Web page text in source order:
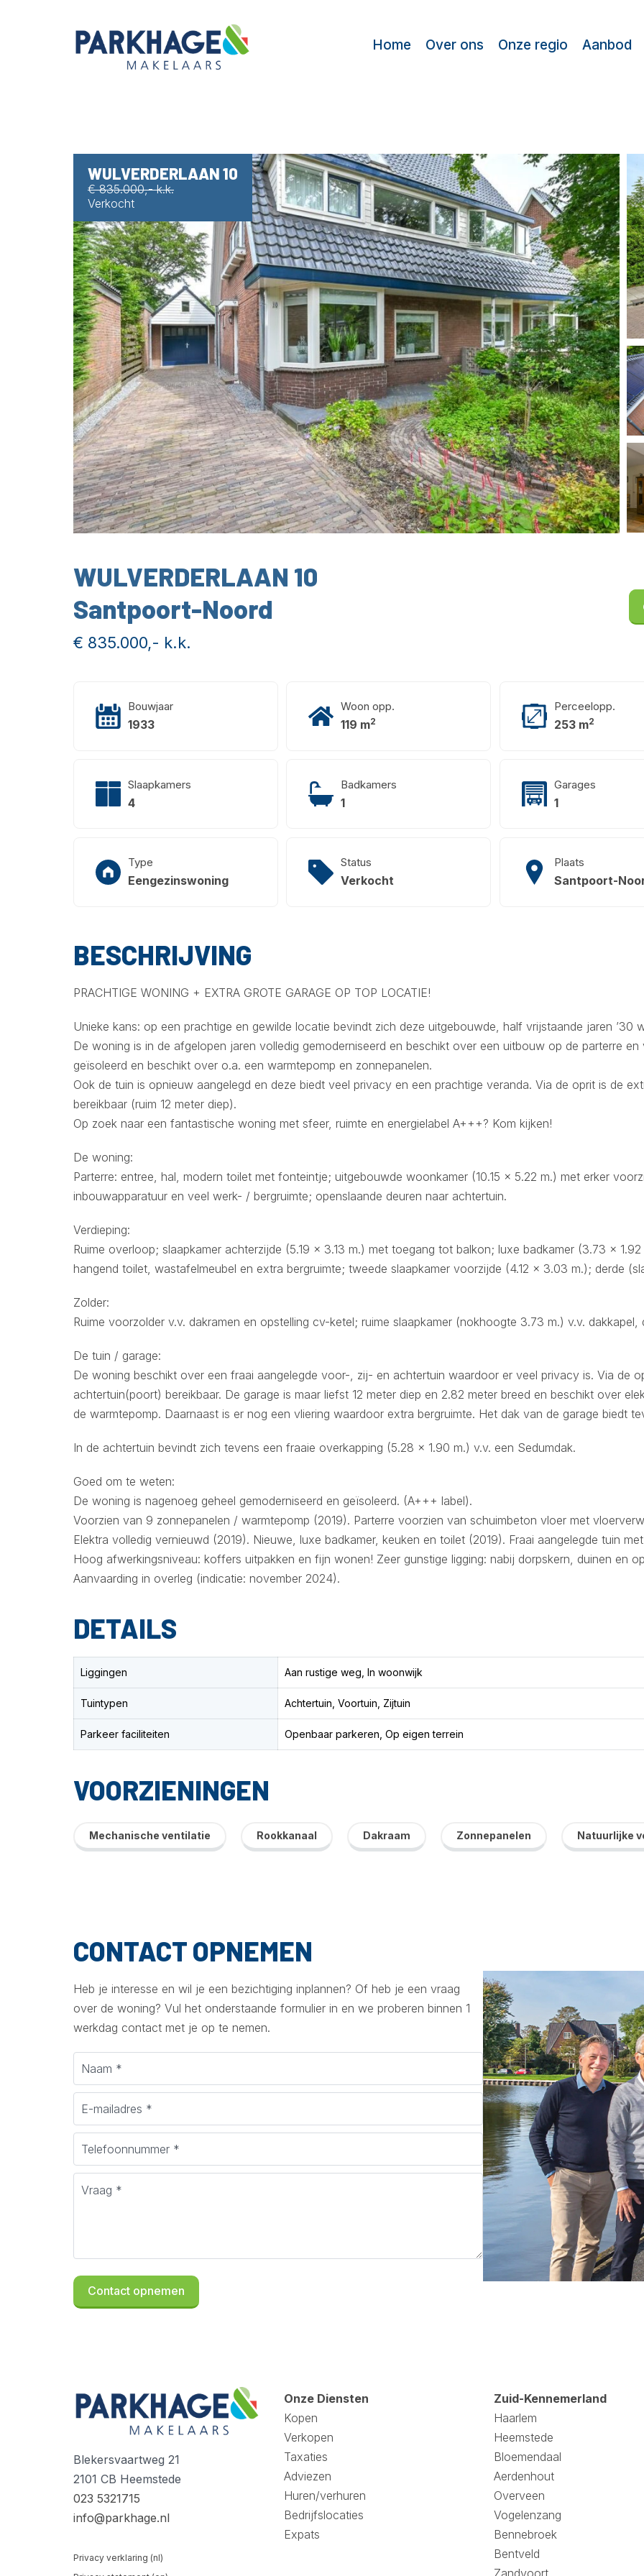
Home Over ons Onze regio Aanbod
WULVERDERLAAN 10
€ 835.000,- k.k.
Verkocht
WULVERDERLAAN 10
Santpoort-Noord
€ 835.000,- k.k.
Bouwjaar
1933
Woon opp.
119 m2
Perceelopp.
253 m2
Slaapkamers
4
Badkamers
1
Garages
1
Type
Eengezinswoning
Status
Verkocht
Plaats
Santpoort-
BESCHRIJVING
PRACHTIGE WONING + EXTRA GROTE GARAGE OP TOP LOCATIE!
Unieke kans: op een prachtige en gewilde locatie bevindt zich deze uitgebouwde, half vrijstaande jaren ’30
De woning is in de afgelopen jaren volledig gemoderniseerd en beschikt over een uitbouw op de parterre
geïsoleerd en beschikt over o.a. een warmtepomp en zonnepanelen.
Ook de tuin is opnieuw aangelegd en deze biedt veel privacy en een prachtige veranda. Via de oprit is de
bereikbaar (ruim 12 meter diep).
Op zoek naar een fantastische woning met sfeer, ruimte en energielabel A+++? Kom kijken!
De woning:
Parterre: entree, hal, modern toilet met fonteintje; uitgebouwde woonkamer (10.15 x 5.22 m.) met erker
inbouwapparatuur en veel werk- / bergruimte; openslaande deuren naar achtertuin.
Verdieping:
Ruime overloop; slaapkamer achterzijde (5.19 x 3.13 m.) met toegang tot balkon; luxe badkamer (3.73 x
hangend toilet, wastafelmeubel en extra bergruimte; tweede slaapkamer voorzijde (4.12 x 3.03 m.); derde
Zolder:
Ruime voorzolder v.v. dakramen en opstelling cv-ketel; ruime slaapkamer (nokhoogte 3.73 m.) v.v.
De tuin / garage:
De woning beschikt over een fraai aangelegde voor-, zij- en achtertuin waardoor er veel privacy is. Via de
achtertuin(poort) bereikbaar. De garage is maar liefst 12 meter diep en 2.82 meter breed en beschikt over
de warmtepomp. Daarnaast is er nog een vliering waardoor extra bergruimte. Het dak van de garage biedt
In de achtertuin bevindt zich tevens een fraaie overkapping (5.28 x 1.90 m.) v.v. een Sedumdak.
Goed om te weten:
De woning is nagenoeg geheel gemoderniseerd en geïsoleerd. (A+++ label).
Voorzien van 9 zonnepanelen / warmtepomp (2019). Parterre voorzien van schuimbeton vloer met
Elektra volledig vernieuwd (2019). Nieuwe, luxe badkamer, keuken en toilet (2019). Fraai aangelegde tuin
Hoog afwerkingsniveau: koffers uitpakken en fijn wonen! Zeer gunstige ligging: nabij dorpskern, duinen en
Aanvaarding in overleg (indicatie: november 2024).
DETAILS
Liggingen Aan rustige weg, In woonwijk
Tuintypen Achtertuin, Voortuin, Zijtuin
Parkeer faciliteiten Openbaar parkeren, Op eigen terrein
VOORZIENINGEN
Mechanische ventilatie Rookkanaal Dakraam Zonnepanelen Natuurlijke
CONTACT OPNEMEN
Heb je interesse en wil je een bezichtiging inplannen? Of heb je een vraag
over de woning? Vul het onderstaande formulier in en we proberen binnen 1
werkdag contact met je op te nemen.
Blekersvaartweg 21
2101 CB Heemstede
023 5321715
info@parkhage.nl
Privacy verklaring (nl)
Onze Diensten
Kopen
Verkopen
Taxaties
Adviezen
Huren/verhuren
Bedrijfslocaties
Expats
Zuid-Kennemerland
Haarlem
Heemstede
Bloemendaal
Aerdenhout
Overveen
Vogelenzang
Bennebroek
Bentveld